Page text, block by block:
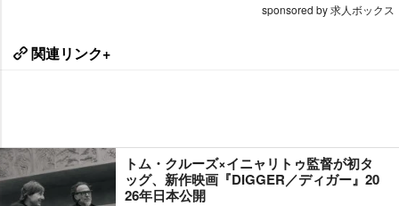
sponsored by 求人ボックス
関連リンク+
トム・クルーズ×イニャリトゥ監督が初タ
ッグ、新作映画『DIGGER／ディガー』20
26年日本公開